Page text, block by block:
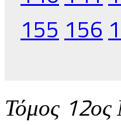
155 156
Τόμος